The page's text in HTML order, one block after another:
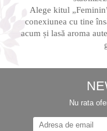
Alege kitul
conexiunea cu tine
acum și lasă aroma
Nu rata